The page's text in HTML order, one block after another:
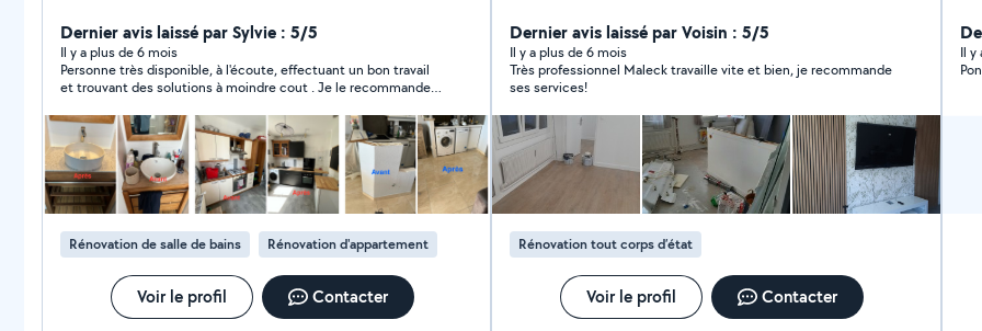
communique aucun tarif sans échange ni connaissance
exacte du besoin. Je me déplace sur le département.
MERCI DE RÉPONDRE AUX PROPOSITIONS QUI VOUS
SONT FAITES RAPPEL : Les demandes en privé par un
client se trouvant hors de notre périmètre
géographique ne peuvent pas avoir une réponse.
Dernier avis laissé par Sylvie : 5/5
Il y a plus de 6 mois
Personne très disponible, à l'écoute, effectuant un bon travail
et trouvant des solutions à moindre cout . Je le recommande
Rénovation de salle de bains Rénovation d'appartement
Voir le profil Contacter
de portes. -parquet et carrelage. -conseils en
architecture d'intérieure ( agencement,
aménagement...). - intervention sur les petits soucis
d'un espace de vie ( petites électricité et plomberie,
fixer des objets aux murs : cadres ,triangles ...).
Dernier avis laissé par Voisin : 5/5
Il y a plus de 6 mois
Très professionnel Maleck travaille vite et bien, je recommande
ses services!
Rénovation tout corps d’état
Voir le profil Contacter
Il y